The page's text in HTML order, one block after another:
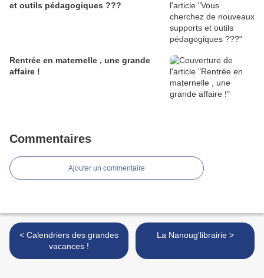
et outils pédagogiques ???
Rentrée en maternelle , une grande
affaire !
Commentaires
Ajouter un commentaire
< Calendriers des grandes
vacances !
La Nanoug'librairie >